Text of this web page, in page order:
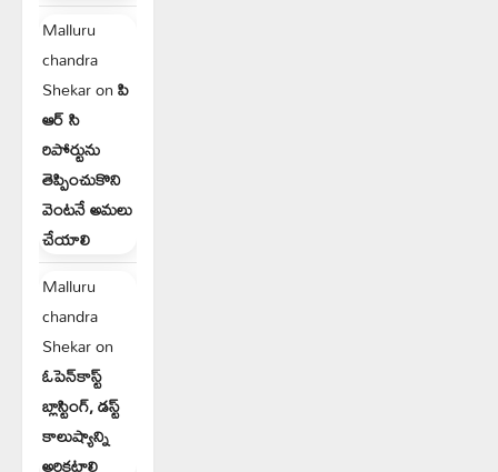
Malluru
chandra
Shekaronపి
ఆర్ సి
రిపోర్టును
తెప్పించుకొని
వెంటనే అమలు
చేయాలి
Malluru
chandra
Shekaron
ఓపెన్‌కాస్ట్
బ్లాస్టింగ్, డస్ట్
కాలుష్యాన్ని